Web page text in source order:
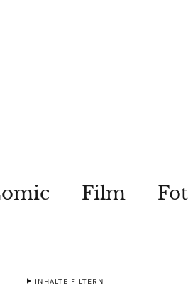
Film
INHALTE FILTERN